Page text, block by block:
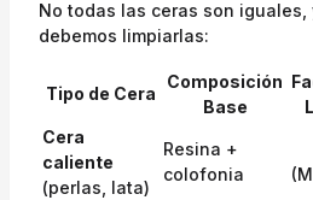
No todas las ceras son
debemos limpiarlas:
Tipo de Cera
Composición
Base
Cera
caliente
(perlas, lata)
Resina +
colofonia